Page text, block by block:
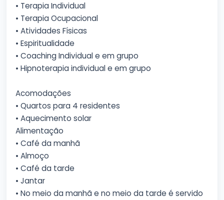
• Terapia Individual
• Terapia Ocupacional
• Atividades Físicas
• Espiritualidade
• Coaching Individual e em grupo
• Hipnoterapia individual e em grupo
Acomodações
• Quartos para 4 residentes
• Aquecimento solar
Alimentação
• Café da manhã
• Almoço
• Café da tarde
• Jantar
• No meio da manhã e no meio da tarde é servido